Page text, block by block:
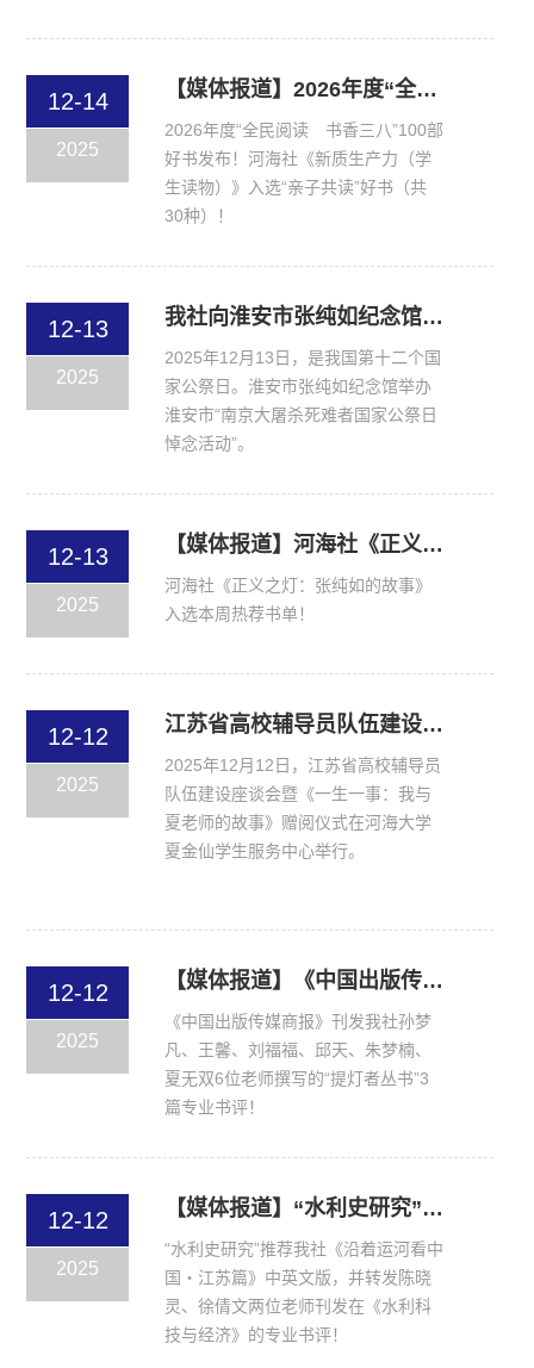
12-14
2025
【媒体报道】2026年度“全民阅读 书香三八”100部好书发布！河海社《新质生产力（学生读物）》入选“亲子共读”好书（共30种）！
2026年度“全民阅读 书香三八”100部
好书发布！河海社《新质生产力（学
生读物）》入选“亲子共读”好书（共
30种）！
12-13
2025
我社向淮安市张纯如纪念馆捐赠《正义之灯：张纯如的故事》
2025年12月13日，是我国第十二个国
家公祭日。淮安市张纯如纪念馆举办
淮安市“南京大屠杀死难者国家公祭日
悼念活动”。
12-13
2025
【媒体报道】河海社《正义之灯：张纯如的故事》入选本周热荐书单！
河海社《正义之灯：张纯如的故事》
入选本周热荐书单！
12-12
2025
江苏省高校辅导员队伍建设座谈会暨《一生一事：我与夏老师的故事》赠阅仪式在河海大学夏金仙学生服务中心举行
2025年12月12日，江苏省高校辅导员
队伍建设座谈会暨《一生一事：我与
夏老师的故事》赠阅仪式在河海大学
夏金仙学生服务中心举行。
12-12
2025
【媒体报道】《中国出版传媒商报》刊发我社孙梦凡、王馨、刘福福、邱天、朱梦楠、夏无双6位老师撰写的“提灯者丛书”3篇专业书评！
《中国出版传媒商报》刊发我社孙梦
凡、王馨、刘福福、邱天、朱梦楠、
夏无双6位老师撰写的“提灯者丛书”3
篇专业书评！
12-12
2025
【媒体报道】“水利史研究”推荐我社《沿着运河看中国・江苏篇》中英文版，并转发陈晓灵、徐倩文两位老师刊发在《水利科技与经济》的专业书评！
“水利史研究”推荐我社《沿着运河看中
国・江苏篇》中英文版，并转发陈晓
灵、徐倩文两位老师刊发在《水利科
技与经济》的专业书评！